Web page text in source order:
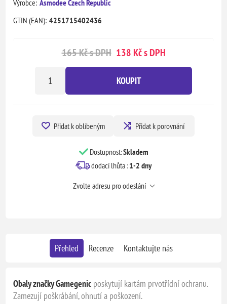
Výrobce: Asmodee Czech Republic
GTIN (EAN): 4251715402436
165 Kč s DPH 138 Kč s DPH
KOUPIT
Přidat k oblíbeným Přidat k porovnání
Dostupnost:Skladem
dodací lhůta :1-2 dny
Zvolte adresu pro odeslání
Přehled Recenze Kontaktujte nás
Obaly značky Gamegenic poskytují kartám prvotřídní ochranu.
Zamezují poškrábání, ohnutí a poškození.